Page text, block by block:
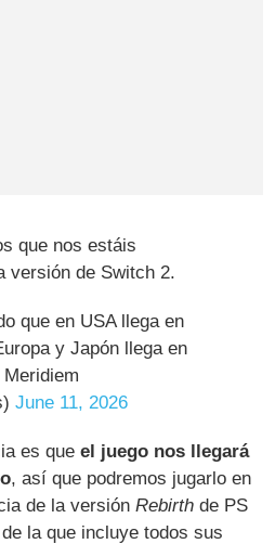
que nos estáis
versión de Switch 2.
que en USA llega en
y Japón llega en
June 11, 2026
es queel juego nos llegará
, así que podremos jugarlo en
de la versiónRebirth de PS
la que incluye todos sus